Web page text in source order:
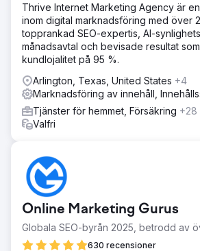
Thrive Internet Marketing Agency är
inom digital marknadsföring med över
topprankad SEO-expertis, AI-
månadsavtal och bevisade resultat
kundlojalitet på 95 %.
Arlington, Texas, United States +4
Marknadsföring av innehåll,
Tjänster för hemmet, Försäkring +28
Valfri
Online Marketing Gurus
Globala SEO-byrån 2025, betrodd av
630 recensioner